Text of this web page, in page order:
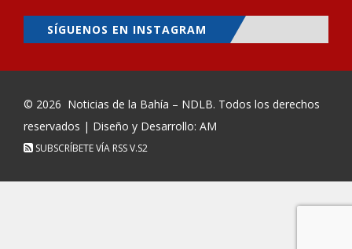
SÍGUENOS EN INSTAGRAM
© 2026 Noticias de la Bahía – NDLB. Todos los derechos
reservados | Diseño y Desarrollo: AM
SUBSCRÍBETE VÍA RSSV.S2